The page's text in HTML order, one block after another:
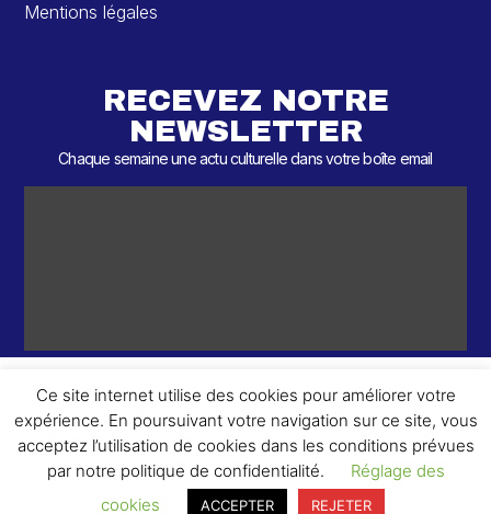
Mentions légales
RECEVEZ NOTRE
NEWSLETTER
Chaque semaine une actu culturelle dans votre boîte email
© 2026 – 2 ème Round – Tous droits réservés.
Ce site internet utilise des cookies pour améliorer votre
expérience. En poursuivant votre navigation sur ce site, vous
acceptez l’utilisation de cookies dans les conditions prévues
par notre politique de confidentialité.
Réglage des
cookies
ACCEPTER REJETER